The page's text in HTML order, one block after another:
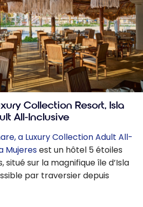
Collection Resort, Isla
All-Inclusive
a Luxury Collection Adult All-
Mujeresest un hôtel 5 étoiles
situé sur la magnifique île d’Isla
par traversier depuis